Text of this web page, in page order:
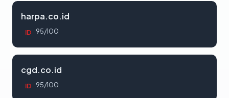
harpa.co.id
ID 95/100
cgd.co.id
ID 95/100